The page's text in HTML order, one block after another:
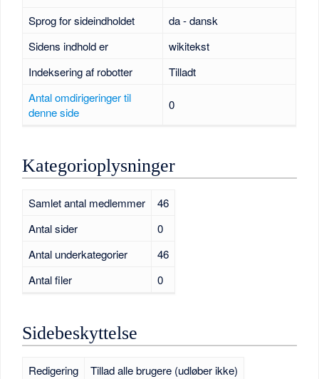
Sprog for sideindholdet
da - dansk
Sidens indhold er
wikitekst
Indeksering af robotter
Tilladt
Antal omdirigeringer til
denne side
0
Kategorioplysninger
Samlet antal medlemmer
46
Antal sider
0
Antal underkategorier
46
Antal filer
0
Sidebeskyttelse
Redigering
Tillad alle brugere (udløber ikke)